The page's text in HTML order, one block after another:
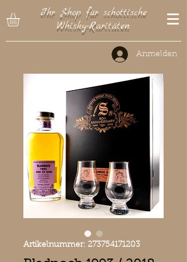
Ihr Shop für schottische
Whisky-Raritäten
Anmelden
Artikelnummer: 273754171203